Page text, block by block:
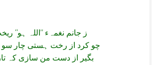
ز جانم نغمہء ’’اللہ ہو‘‘
چو کرد از رخت ہستی چار
بگیر از دست من سازی کہ